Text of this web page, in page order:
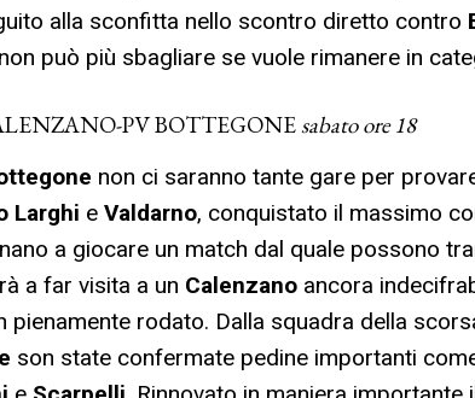
alla sconfitta nello scontro diretto contro
non può più sbagliare se vuole rimanere in
PV BOTTEGONE sabato ore 18
non ci saranno tante gare per
Larghi e Valdarno, conquistato il massimo
a giocare un match dal quale possono
a far visita a un Calenzano ancora
pienamente rodato. Dalla squadra della
son state confermate pedine importanti